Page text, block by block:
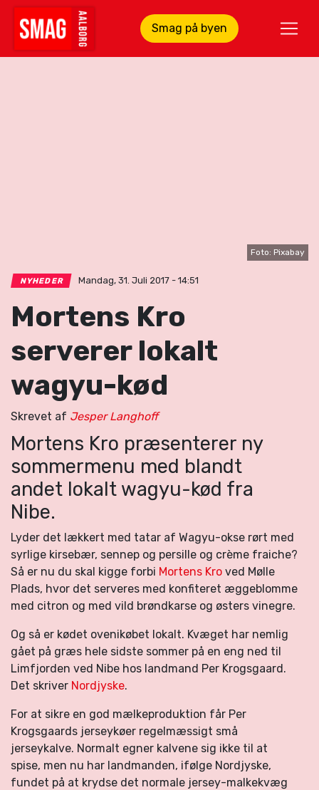
Smag på byen
Foto: Pixabay
NYHEDER Mandag, 31. Juli 2017 - 14:51
Mortens Kro
serverer lokalt
wagyu-kød
Skrevet af Jesper Langhoff
Mortens Kro præsenterer ny
sommermenu med blandt
andet lokalt wagyu-kød fra
Nibe.
Lyder det lækkert med tatar af Wagyu-okse rørt med
syrlige kirsebær, sennep og persille og crème fraiche?
Så er nu du skal kigge forbi Mortens Kro ved Mølle
Plads, hvor det serveres med konfiteret æggeblomme
med citron og med vild brøndkarse og østers vinegre.
Og så er kødet ovenikøbet lokalt. Kvæget har nemlig
gået på græs hele sidste sommer på en eng ned til
Limfjorden ved Nibe hos landmand Per Krogsgaard.
Det skriver Nordjyske.
For at sikre en god mælkeproduktion får Per
Krogsgaards jerseykøer regelmæssigt små
jerseykalve. Normalt egner kalvene sig ikke til at
spise, men nu har landmanden, ifølge Nordjyske,
fundet på at krydse det normale jersey-malkekvæg